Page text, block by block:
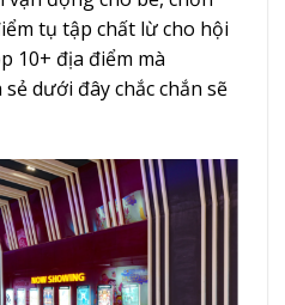
tụ tập chất lừ cho hội
10+ địa điểm mà
sẻdưới đây chắc chắn sẽ